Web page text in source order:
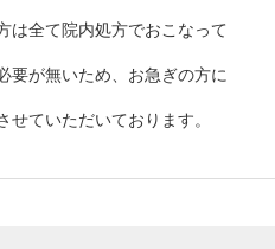
は全て院内処方でおこなって
要が無いため、お急ぎの方に
ていただいております。